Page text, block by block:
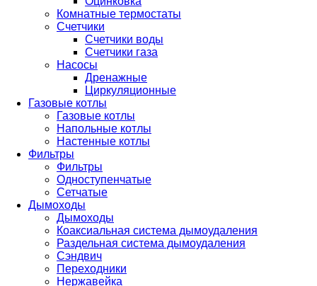
Комнатные термостаты
Счетчики
Счетчики воды
Счетчики газа
Насосы
Дренажные
Циркуляционные
Газовые котлы
Газовые котлы
Напольные котлы
Настенные котлы
Фильтры
Фильтры
Одноступенчатые
Сетчатые
Дымоходы
Дымоходы
Коаксиальная система дымоудаления
Раздельная система дымоудаления
Сэндвич
Переходники
Нержавейка